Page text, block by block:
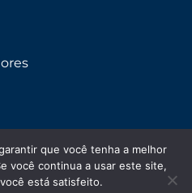
que você tenha a melhor
você continua a usar este site,
está satisfeito.